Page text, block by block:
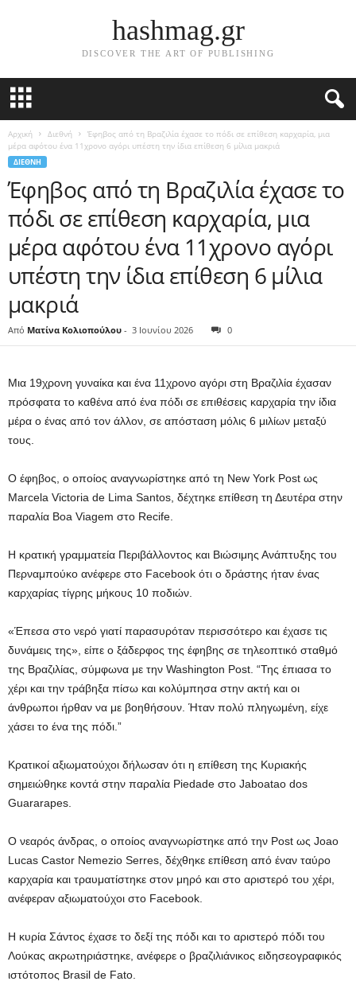
hashmag.gr
DISCOVER THE ART OF PUBLISHING
Αρχική Διεθνή
Έφηβος από τη Βραζιλία έχασε το πόδι σε επίθεση καρχαρία, μια
μέρα αφότου ένα 11χρονο αγόρι υπέστη την ίδια επίθεση 6 μίλια μακριά
ΔΙΕΘΝΉ
Έφηβος από τη Βραζιλία έχασε το
πόδι σε επίθεση καρχαρία, μια
μέρα αφότου ένα 11χρονο αγόρι
υπέστη την ίδια επίθεση 6 μίλια
μακριά
Από Ματίνα Κολιοπούλου - 3 Ιουνίου 2026 0
Μια 19χρονη γυναίκα και ένα 11χρονο αγόρι στη Βραζιλία έχασαν
πρόσφατα το καθένα από ένα πόδι σε επιθέσεις καρχαρία την ίδια
μέρα ο ένας από τον άλλον, σε απόσταση μόλις 6 μιλίων μεταξύ
τους.
Ο έφηβος, ο οποίος αναγνωρίστηκε από τη New York Post ως
Marcela Victoria de Lima Santos, δέχτηκε επίθεση τη Δευτέρα στην
παραλία Boa Viagem στο Recife.
Η κρατική γραμματεία Περιβάλλοντος και Βιώσιμης Ανάπτυξης του
Περναμπούκο ανέφερε στο Facebook ότι ο δράστης ήταν ένας
καρχαρίας τίγρης μήκους 10 ποδιών.
«Έπεσα στο νερό γιατί παρασυρόταν περισσότερο και έχασε τις
δυνάμεις της», είπε ο ξάδερφος της έφηβης σε τηλεοπτικό σταθμό
της Βραζιλίας, σύμφωνα με την Washington Post. “Της έπιασα το
χέρι και την τράβηξα πίσω και κολύμπησα στην ακτή και οι
άνθρωποι ήρθαν να με βοηθήσουν. Ήταν πολύ πληγωμένη, είχε
χάσει το ένα της πόδι.”
Κρατικοί αξιωματούχοι δήλωσαν ότι η επίθεση της Κυριακής
σημειώθηκε κοντά στην παραλία Piedade στο Jaboatao dos
Guararapes.
Ο νεαρός άνδρας, ο οποίος αναγνωρίστηκε από την Post ως Joao
Lucas Castor Nemezio Serres, δέχθηκε επίθεση από έναν ταύρο
καρχαρία και τραυματίστηκε στον μηρό και στο αριστερό του χέρι,
ανέφεραν αξιωματούχοι στο Facebook.
Η κυρία Σάντος έχασε το δεξί της πόδι και το αριστερό πόδι του
Λούκας ακρωτηριάστηκε, ανέφερε ο βραζιλιάνικος ειδησεογραφικός
ιστότοπος Brasil de Fato.